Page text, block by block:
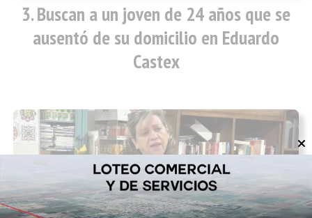
Buscan a un joven de 24 años que se
ausentó de su domicilio en Eduardo
Castex